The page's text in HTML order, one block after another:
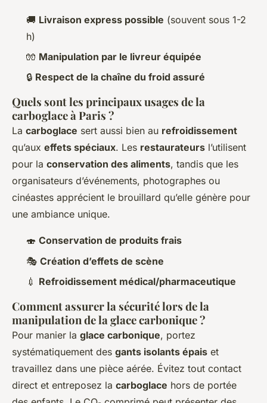
🚚 Livraison express possible (souvent sous 1-2
h)
🧤 Manipulation par le livreur équipée
🔒 Respect de la chaîne du froid assuré
Quels sont les principaux usages de la
carboglace à Paris ?
La carboglace sert aussi bien au refroidissement
qu’aux effets spéciaux. Les restaurateurs l’utilisent
pour la conservation des aliments, tandis que les
organisateurs d’événements, photographes ou
cinéastes apprécient le brouillard qu’elle génère pour
une ambiance unique.
🍣 Conservation de produits frais
🎭 Création d’effets de scène
💉 Refroidissement médical/pharmaceutique
Comment assurer la sécurité lors de la
manipulation de la glace carbonique ?
Pour manier la glace carbonique, portez
systématiquement des gants isolants épais et
travaillez dans une pièce aérée. Évitez tout contact
direct et entreposez la carboglace hors de portée